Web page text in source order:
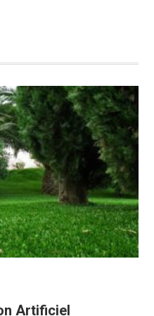
Artificiel